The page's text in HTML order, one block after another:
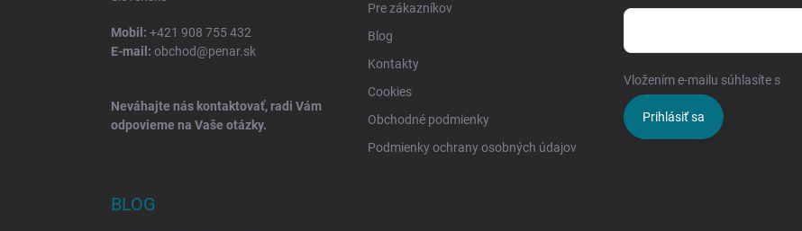
Mobil: +421 908 755 432
E-mail: obchod@penar.sk
Neváhajte nás kontaktovať, radi Vám
odpovieme na Vaše otázky.
Pre zákazníkov
Blog
Kontakty
Cookies
Obchodné podmienky
Podmienky ochrany osobných údajov
Vložením e-mailu súhlasíte s
Prihlásiť sa
BLOG